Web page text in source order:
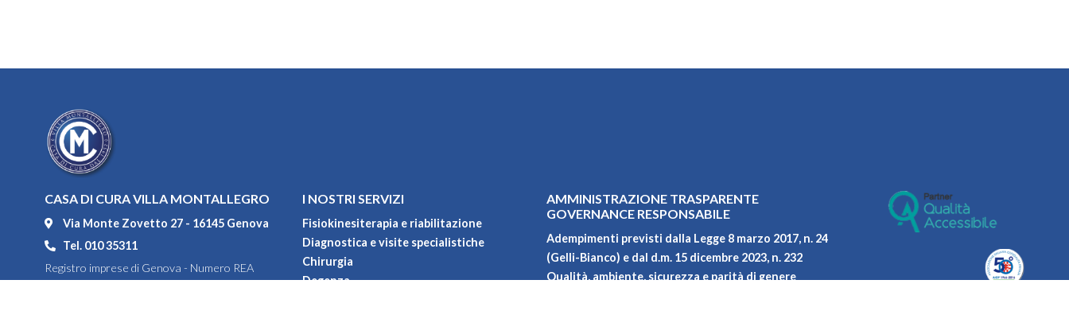
CASA DI CURA VILLA MONTALLEGRO
Via Monte Zovetto 27 - 16145 Genova
Tel. 010 35311
Registro imprese di Genova - Numero REA
I NOSTRI SERVIZI
Fisiokinesiterapia e riabilitazione
Diagnostica e visite specialistiche
Chirurgia
Degenza
AMMINISTRAZIONE TRASPARENTE
GOVERNANCE RESPONSABILE
Adempimenti previsti dalla Legge 8 marzo 2017, n. 24
(Gelli-Bianco) e dal d.m. 15 dicembre 2023, n. 232
Qualità, ambiente, sicurezza e parità di genere